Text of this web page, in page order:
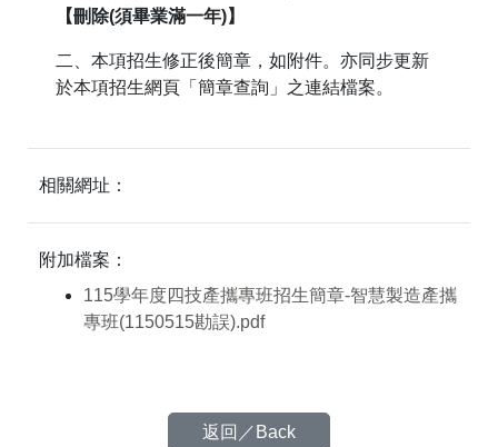
【刪除(須畢業滿一年)】
二、本項招生修正後簡章，如附件。亦同步更新
於本項招生網頁「簡章查詢」之連結檔案。
相關網址：
附加檔案：
115學年度四技產攜專班招生簡章-智慧製造產攜
專班(1150515勘誤).pdf
返回／Back